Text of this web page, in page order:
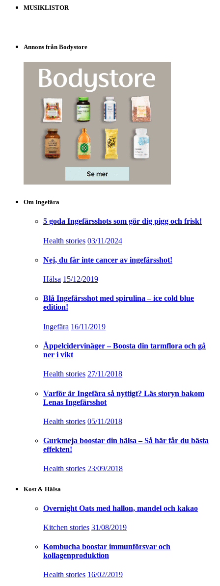
MUSIKLISTOR
Annons från Bodystore
Om Ingefära
5 goda Ingefärsshots som gör dig pigg och frisk!
Health stories 03/11/2024
Nej, du får inte cancer av ingefärsshot!
Hälsa 15/12/2019
Blå Ingefärsshot med spirulina – ice cold blue
edition!
Ingefära 16/11/2019
Äppelcidervinäger – Boosta din tarmflora och gå
ner i vikt
Health stories 27/11/2018
Varför är Ingefära så nyttigt? Läs storyn bakom
Lenas Ingefärsshot
Health stories 05/11/2018
Gurkmeja boostar din hälsa – Så här får du bästa
effekten!
Health stories 23/09/2018
Kost & Hälsa
Overnight Oats med hallon, mandel och kakao
Kitchen stories 31/08/2019
Kombucha boostar immunförsvar och
kollagenproduktion
Health stories 16/02/2019